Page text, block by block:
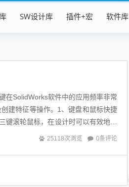
SW设计库 插件+宏 软件库
在SolidWorks软件中的应用频率非常
建特征等操作。1、键盘和鼠标快捷
滚轮鼠标，在设计时可以有效地提
25118次浏览 0条评论